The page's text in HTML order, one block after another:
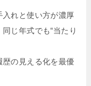
れと使い方が濃厚
じ年式でも“当たり
歴の見える化を最優